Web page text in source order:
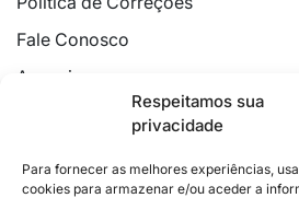
Respeitamos sua
privacidade
Para fornecer as melhores experiências,
cookies para armazenar e/ou aceder a
Fale Conosco
Anuncie
Política de Cookies